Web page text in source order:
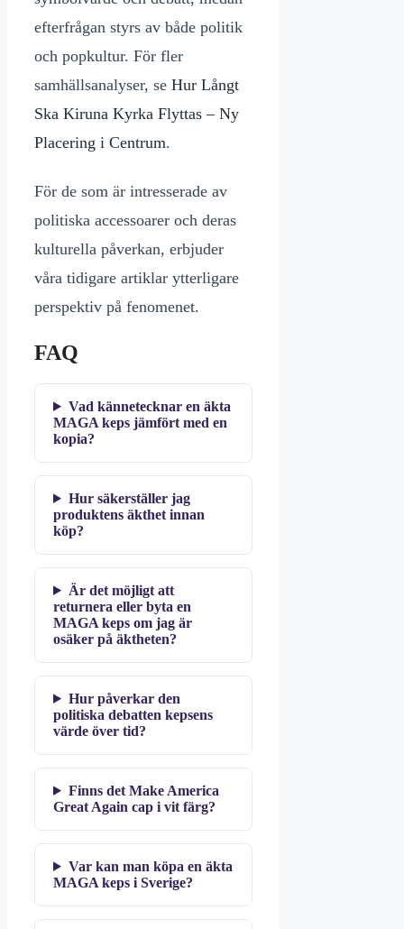
efterfrågan styrs av både politik
och popkultur. För fler
samhällsanalyser, se Hur Långt
Ska Kiruna Kyrka Flyttas – Ny
Placering i Centrum.
För de som är intresserade av
politiska accessoarer och deras
kulturella påverkan, erbjuder
våra tidigare artiklar ytterligare
perspektiv på fenomenet.
FAQ
Vad kännetecknar en äkta
MAGA keps jämfört med en
kopia?
Hur säkerställer jag
produktens äkthet innan
köp?
Är det möjligt att
returnera eller byta en
MAGA keps om jag är
osäker på äktheten?
Hur påverkar den
politiska debatten kepsens
värde över tid?
Finns det Make America
Great Again cap i vit färg?
Var kan man köpa en äkta
MAGA keps i Sverige?